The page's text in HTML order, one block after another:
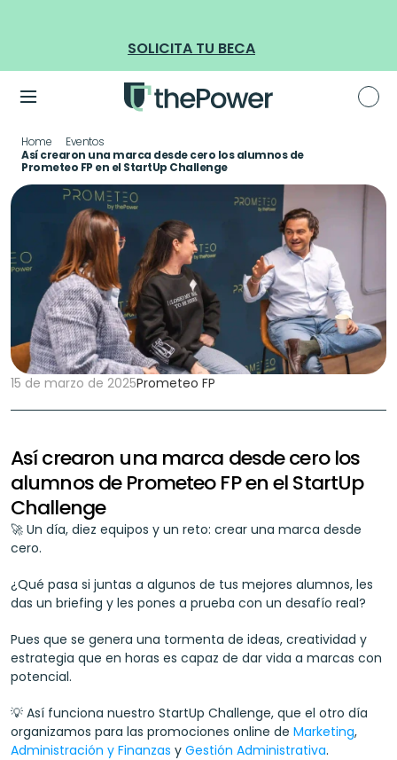
Home
Eventos
Así crearon una marca desde cero los alumnos de
Prometeo FP en el StartUp Challenge
15 de marzo de 2025Prometeo FP
Así crearon una marca desde cero los
alumnos de Prometeo FP en el StartUp
Challenge
🚀 Un día, diez equipos y un reto: crear una marca desde
cero.
¿Qué pasa si juntas a algunos de tus mejores alumnos, les
das un briefing y les pones a prueba con un desafío real?
Pues que se genera una tormenta de ideas, creatividad y
estrategia que en horas es capaz de dar vida a marcas con
potencial.
💡 Así funciona nuestro StartUp Challenge, que el otro día
organizamos para las promociones online de Marketing
Administración y Finanzas y Gestión Administrativa.
SOLICITA TU BECA